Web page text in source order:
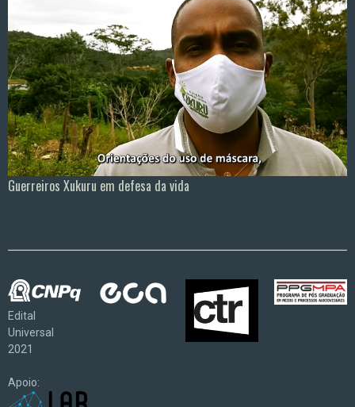
Guerreiros Xukuru em defesa da vida
Edital
Universal
2021
Apoio: